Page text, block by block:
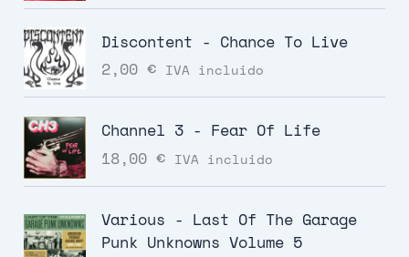
Discontent - Chance To Live
2,00€ IVA incluido
Channel 3 - Fear Of Life
18,00€ IVA incluido
Various - Last Of The Garage
Punk Unknowns Volume 5